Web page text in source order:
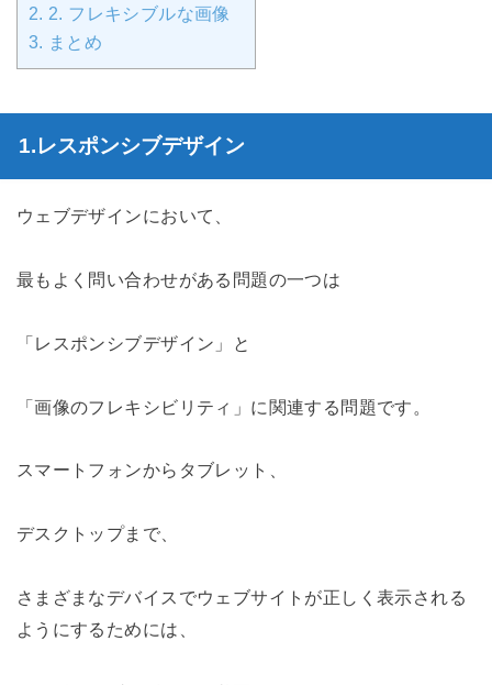
2. 2. フレキシブルな画像
3. まとめ
1.レスポンシブデザイン
ウェブデザインにおいて、
最もよく問い合わせがある問題の一つは
「レスポンシブデザイン」と
「画像のフレキシビリティ」に関連する問題です。
スマートフォンからタブレット、
デスクトップまで、
さまざまなデバイスでウェブサイトが正しく表示される
ようにするためには、